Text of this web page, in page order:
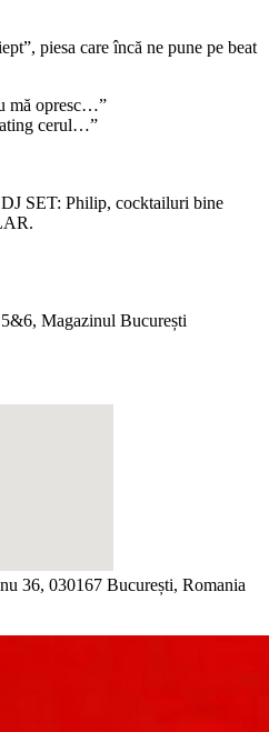
piesa care încă ne pune pe beat
mă opresc…”
ating cerul…”
SET: Philip, cocktailuri bine
Magazinul București
36, 030167 București, Romania